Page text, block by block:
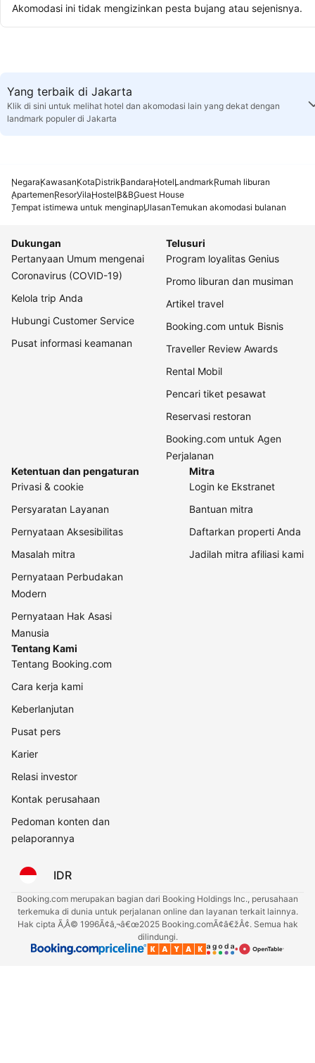
Akomodasi ini tidak mengizinkan pesta bujang atau sejenisnya.
Yang terbaik di Jakarta
Klik di sini untuk melihat hotel dan akomodasi lain yang dekat dengan
landmark populer di Jakarta
NegaraKawasanKotaDistrikBandaraHotelLandmarkRumah liburan
ApartemenResorVilaHostelB&BGuest House
Tempat istimewa untuk menginapUlasanTemukan akomodasi bulanan
Dukungan
Pertanyaan Umum mengenai
Coronavirus (COVID-19)
Kelola trip Anda
Hubungi Customer Service
Pusat informasi keamanan
Telusuri
Program loyalitas Genius
Promo liburan dan musiman
Artikel travel
Booking.com untuk Bisnis
Traveller Review Awards
Rental Mobil
Pencari tiket pesawat
Reservasi restoran
Booking.com untuk Agen
Perjalanan
Ketentuan dan pengaturan
Privasi & cookie
Persyaratan Layanan
Pernyataan Aksesibilitas
Masalah mitra
Pernyataan Perbudakan
Modern
Pernyataan Hak Asasi
Manusia
Mitra
Login ke Ekstranet
Bantuan mitra
Daftarkan properti Anda
Jadilah mitra afiliasi kami
Tentang Kami
Tentang Booking.com
Cara kerja kami
Keberlanjutan
Pusat pers
Karier
Relasi investor
Kontak perusahaan
Pedoman konten dan
pelaporannya
IDR
Booking.com merupakan bagian dari Booking Holdings Inc., perusahaan
terkemuka di dunia untuk perjalanan online dan layanan terkait lainnya.
Hak cipta Ã‚Â© 1996Ã¢â‚¬â€œ2025 Booking.comÃ¢â€žÂ¢. Semua hak
dilindungi.